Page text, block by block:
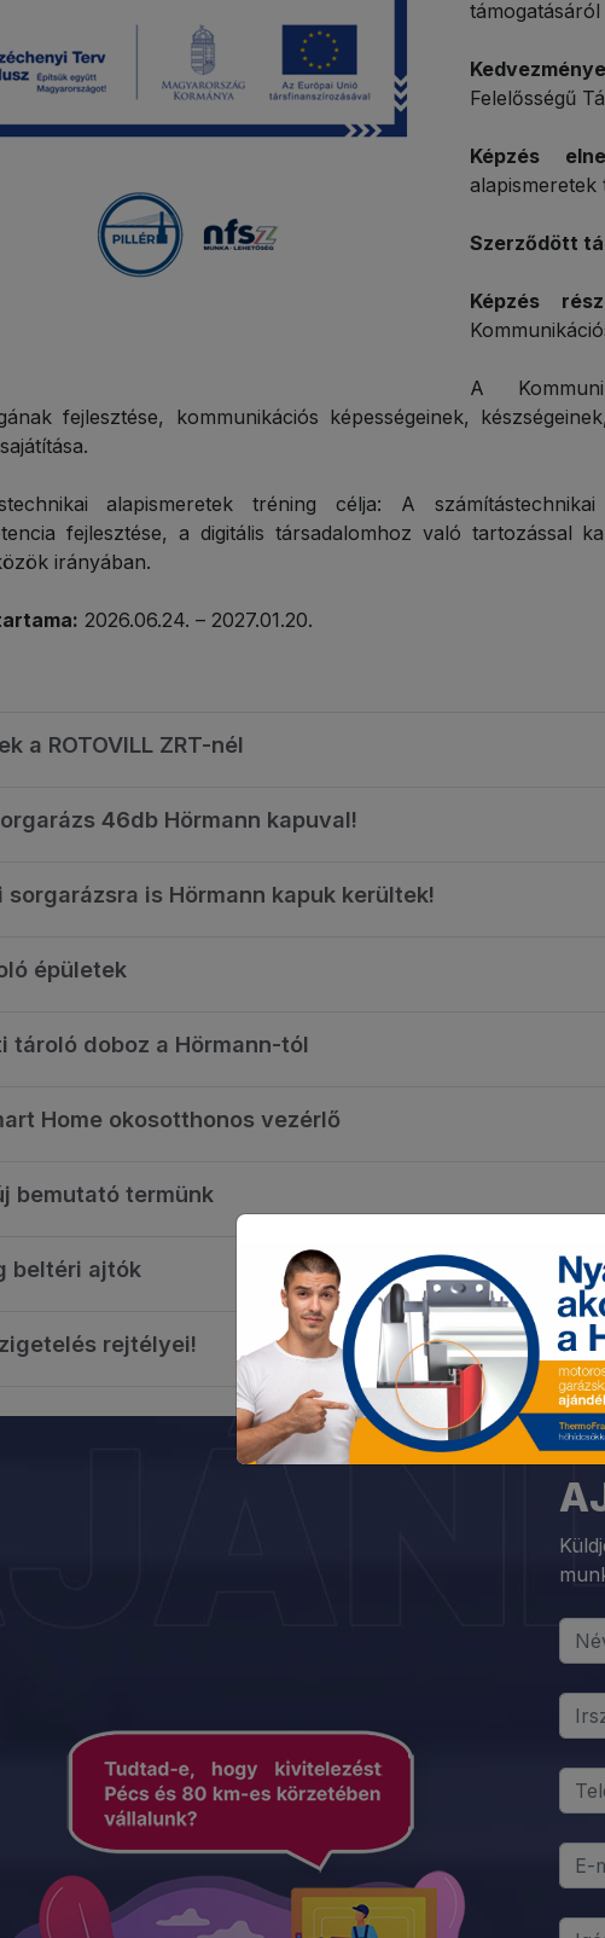
támogatásáról
Felelősségű
Képzés
alapismeretek
Szerződött
Képzés
A
fejlesztése, kommunikációs képességeinek,
alapismeretek tréning célja: A
fejlesztése, a digitális társadalomhoz való tartozással
irányában.
2026.06.24. – 2027.01.20.
a ROTOVILL ZRT-nél
46db Hörmann kapuval!
is Hörmann kapuk kerültek!
épületek
tároló doboz a Hörmann-tól
Home okosotthonos vezérlő
bemutató termünk
beltéri ajtók
rejtélyei!